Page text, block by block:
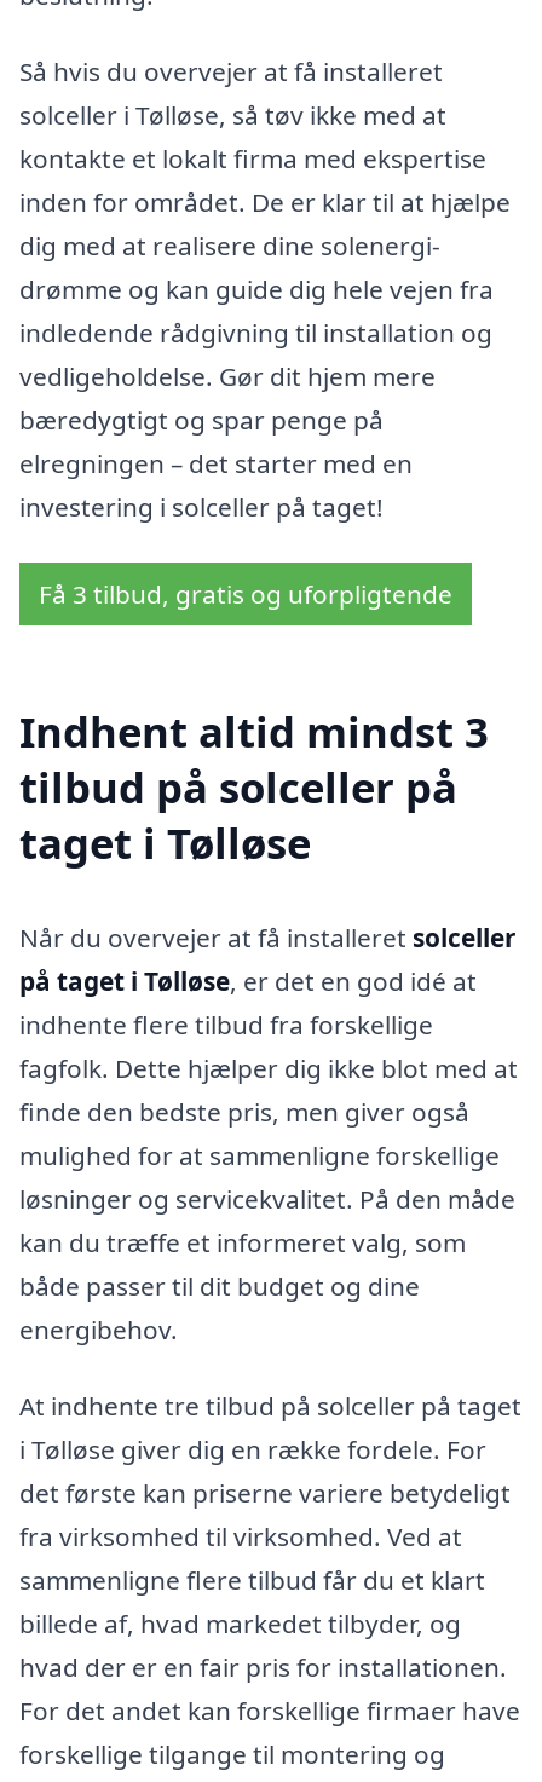
Så hvis du overvejer at få installeret
solceller i Tølløse, så tøv ikke med at
kontakte et lokalt firma med ekspertise
inden for området. De er klar til at hjælpe
dig med at realisere dine solenergi-
drømme og kan guide dig hele vejen fra
indledende rådgivning til installation og
vedligeholdelse. Gør dit hjem mere
bæredygtigt og spar penge på
elregningen – det starter med en
investering i solceller på taget!
Få 3 tilbud, gratis og uforpligtende
Indhent altid mindst 3
tilbud på solceller på
taget i Tølløse
Når du overvejer at få installeret solceller
på taget i Tølløse, er det en god idé at
indhente flere tilbud fra forskellige
fagfolk. Dette hjælper dig ikke blot med at
finde den bedste pris, men giver også
mulighed for at sammenligne forskellige
løsninger og servicekvalitet. På den måde
kan du træffe et informeret valg, som
både passer til dit budget og dine
energibehov.
At indhente tre tilbud på solceller på taget
i Tølløse giver dig en række fordele. For
det første kan priserne variere betydeligt
fra virksomhed til virksomhed. Ved at
sammenligne flere tilbud får du et klart
billede af, hvad markedet tilbyder, og
hvad der er en fair pris for installationen.
For det andet kan forskellige firmaer have
forskellige tilgange til montering og